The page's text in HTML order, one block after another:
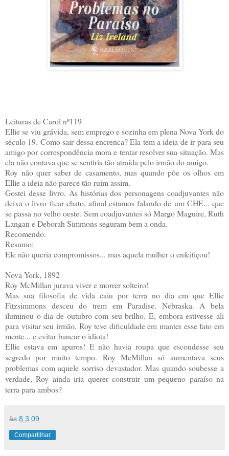
Leituras de Carol nº119
Ellie se viu grávida, sem emprego e sozinha em plena Nova York do
século 19. Como sair dessa encrenca? Ela tem a ideia de ir para seu
amigo por correspondência mora e tentar resolver sua situação. Mas
ela não contava que se sentiria tão atraída pelo irmão do amigo.
Roy não quer saber de casamento, mas quando põe os olhos em
Ellie a ideia não parece tão ruim assim.
Gostei desse livro. As histórias dos personagens coadjuvantes não
deixa o livro ficar chato, afinal estamos falando de um CHE... que
se passa no velho oeste. Sem coadjuvantes só Margo Maguire, Ruth
Langan e Deborah Simmons seguram bem a onda.
Recomendo.
Resumo:
Ele não queria compromissos... mas aquela mulher o enfeitiçou!
Nova York, 1892
Roy McMillan jurava viver e morrer solteiro!
Mas sua filosofia de vida caiu por terra no dia em que Ellie
Fitzsimmons desceu do trem em Paradise. Nebraska. A bela
iluminou o dia de outubro com seu brilho. E, embora estivesse ali
para visitar seu irmão, Roy teve dificuldade em manter esse fato em
mente... e evitar bancar o idiota!
Ellie estava em apuros! E não havia roupa que escondesse seu
segredo por muito tempo. Roy McMillan só aumentava seus
problemas com aquele sorriso devastador. Mas quando soubesse a
verdade, Roy ainda iria querer construir um pequeno paraíso na
terra para ambos?
às 8.3.09
Compartilhar